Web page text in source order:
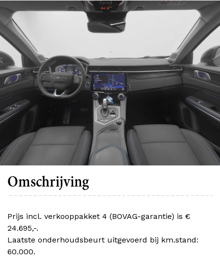
Omschrijving
Prijs incl. verkooppakket 4 (BOVAG-garantie) is €
24.695,-.
Laatste onderhoudsbeurt uitgevoerd bij km.stand:
60.000.